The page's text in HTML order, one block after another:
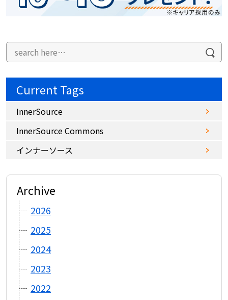
Current Tags
InnerSource
InnerSource Commons
インナーソース
Archive
2026
2025
2024
2023
2022